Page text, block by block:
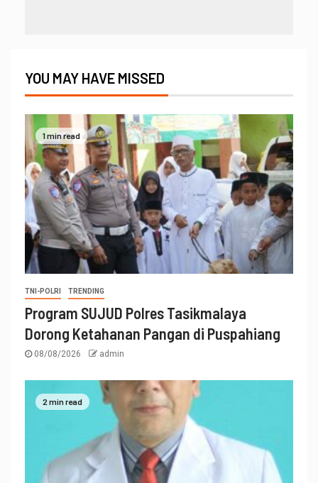
YOU MAY HAVE MISSED
1 min read
TNI-POLRI TRENDING
Program SUJUD Polres Tasikmalaya
Dorong Ketahanan Pangan di Puspahiang
08/08/2026 admin
2 min read